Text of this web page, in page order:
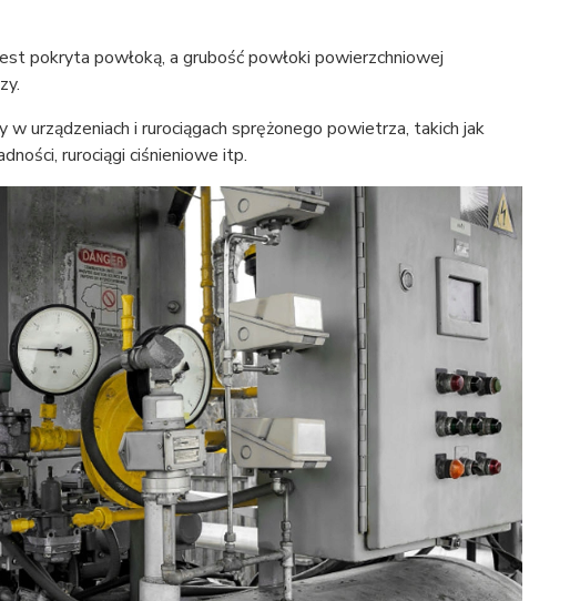
pokryta powłoką, a grubość powłoki powierzchniowej
urządzeniach i rurociągach sprężonego powietrza, takich jak
rurociągi ciśnieniowe itp.